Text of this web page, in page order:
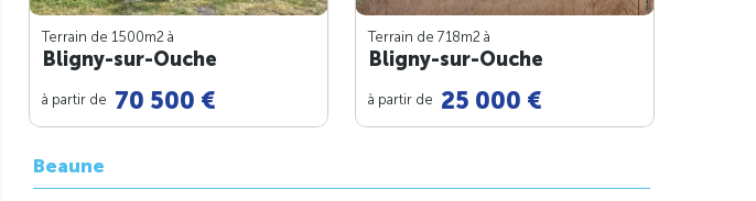
Terrain de 1500m2 à
Bligny-sur-Ouche
à partir de 70 500 €
Terrain de 718m2 à
Bligny-sur-Ouche
à partir de 25 000 €
Beaune